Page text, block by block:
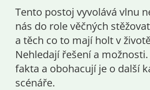
Tento postoj vyvolává vlnu
nás do role věčných
a těch co to mají holt v
Nehledají řešení a
fakta a obohacují je o další
scénáře.